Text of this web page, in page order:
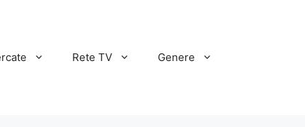
Rete TV Genere